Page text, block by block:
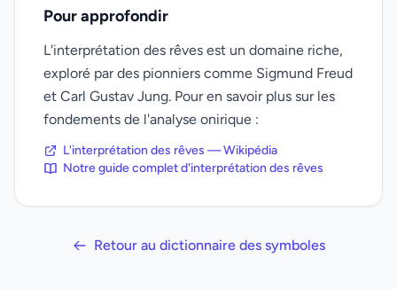
Pour approfondir
L'interprétation des rêves est un domaine riche,
exploré par des pionniers comme Sigmund Freud
et Carl Gustav Jung. Pour en savoir plus sur les
fondements de l'analyse onirique :
L'interprétation des rêves — Wikipédia
Notre guide complet d'interprétation des rêves
Retour au dictionnaire des symboles